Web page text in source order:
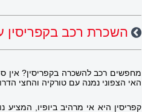
השכרת רכב בקפריסין
מחפשים רכב להשכרה בקפריסין? אין
האי הצפוני נמנה עם טורקיה והחצי
קפריסין היא אי מרהיב ביופיו,